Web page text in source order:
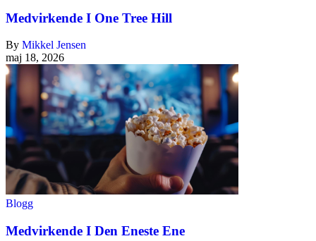
Medvirkende I One Tree Hill
By Mikkel Jensen
maj 18, 2026
Blogg
Medvirkende I Den Eneste Ene